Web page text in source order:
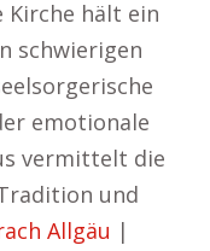
Kirche hält ein
schwierigen
emotionale
vermittelt die
und
Allgäu |